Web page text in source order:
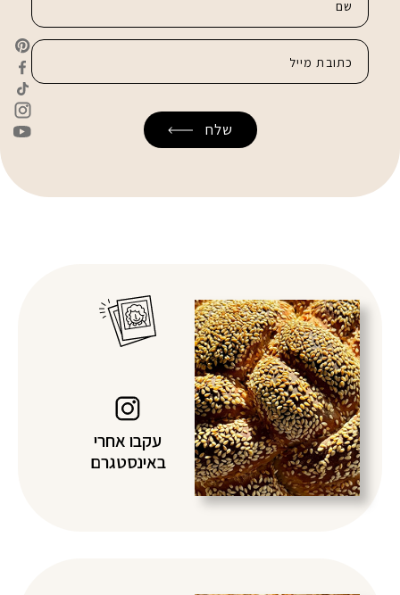
עקבו אחרי
באינסטגרם